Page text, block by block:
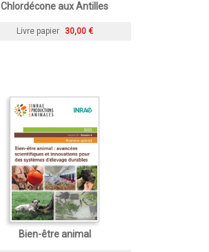
Chlordécone aux Antilles
Livre papier 30,00 €
Bien-être animal